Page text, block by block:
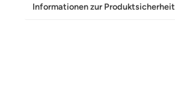
Informationen zur Produktsicherheit